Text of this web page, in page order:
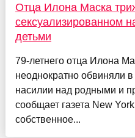
Отца Илона Маска
сексуализированном
детьми
79-летнего отца Илона
неоднократно обвиняли
насилии над родными и
сообщает газета New
собственное...